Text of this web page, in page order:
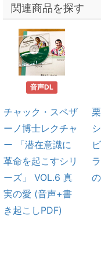
関連商品を探す
音声DL
チャック・スペザ
ーノ博士レクチャ
ー 「潜在意識に
革命を起こすシリ
ーズ」 VOL.6 真
実の愛 (音声+書
き起こしPDF)